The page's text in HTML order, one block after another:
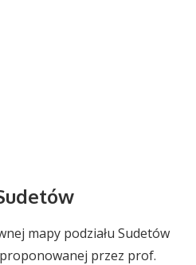
mapy podziału Sudetów
przez prof.